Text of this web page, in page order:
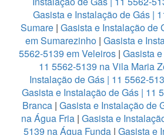
Gasista e Instalação de Gás |
Sumare | Gasista e Instalação de
em Sumarezinho | Gasista e
5562-5139 em Veleiros | Gasista
11 5562-5139 na Vila Maria
Instalação de Gás | 11 5562-
Gasista e Instalação de Gás | 11
Branca| Gasista e Instalação de
na Água Fria| Gasista e
5139 na Água Funda | Gasista e